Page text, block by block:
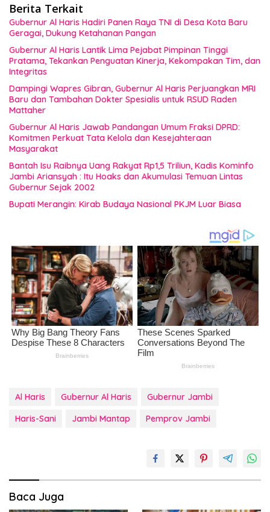
Berita Terkait
Gubernur Al Haris Hadiri Panen Raya TNI di Desa Kota Baru
Geragai, Dukung Ketahanan Pangan
Gubernur Al Haris Lantik Lima Pejabat Pimpinan Tinggi
Pratama, Tekankan Penguatan Kinerja, Kekompakan Tim, dan
Integritas
Dampingi Wapres Gibran, Gubernur Al Haris Perjuangkan MRI
Baru dan Tambahan Dokter Spesialis untuk RSUD Raden
Mattaher
Gubernur Al Haris Jawab Pandangan Umum Fraksi DPRD:
Komitmen Perkuat Tata Kelola dan Kesejahteraan
Masyarakat
Bantah Isu Raibnya Uang Rakyat Rp1,5 Triliun, Kadis Kominfo
Jambi Ariansyah : Itu Hoaks dan Akumulasi Temuan Lintas
Gubernur Sejak 2002
Bupati Merangin: Kirab Budaya Nasional PKJM Luar Biasa
Al Haris Gubernur Al Haris
Gubernur Jambi
Haris-Sani
Jambi Mantap Pemprov Jambi
Baca Juga